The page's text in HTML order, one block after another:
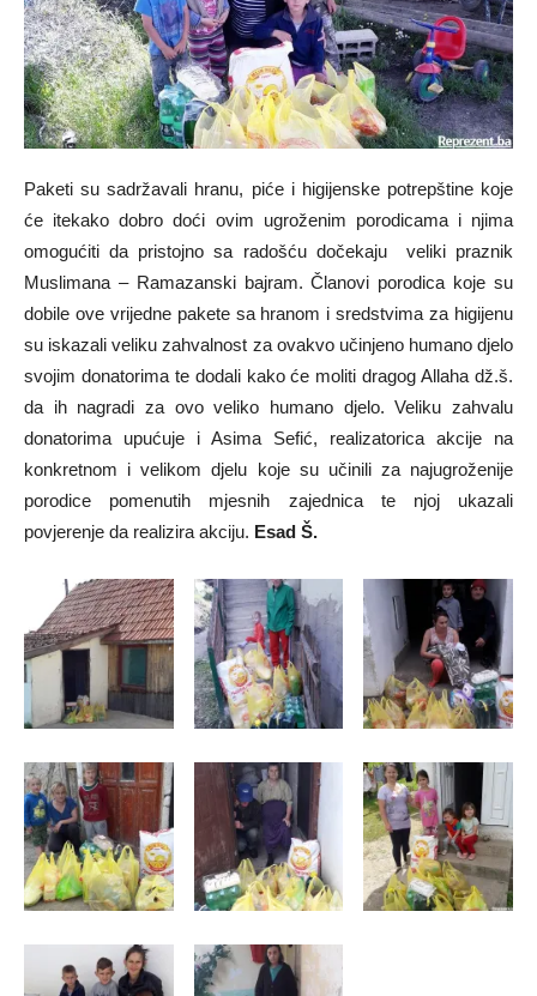
Paketi su sadržavali hranu, piće i higijenske potrepštine koje
će itekako dobro doći ovim ugroženim porodicama i njima
omogućiti da pristojno sa radošću dočekaju veliki praznik
Muslimana – Ramazanski bajram. Članovi porodica koje su
dobile ove vrijedne pakete sa hranom i sredstvima za higijenu
su iskazali veliku zahvalnost za ovakvo učinjeno humano djelo
svojim donatorima te dodali kako će moliti dragog Allaha dž.š.
da ih nagradi za ovo veliko humano djelo. Veliku zahvalu
donatorima upućuje i Asima Sefić, realizatorica akcije na
konkretnom i velikom djelu koje su učinili za najugroženije
porodice pomenutih mjesnih zajednica te njoj ukazali
povjerenje da realizira akciju. Esad Š.